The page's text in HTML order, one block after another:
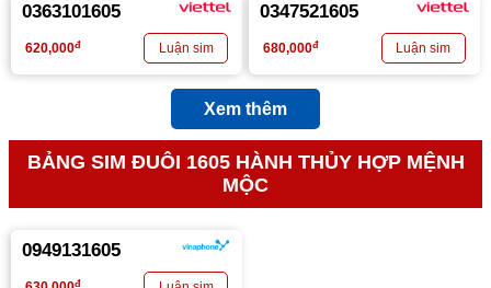
0363101605
620,000đ
0347521605
680,000đ
Xem thêm
BẢNG SIM ĐUÔI 1605 HÀNH THỦY HỢP MỆNH
MỘC
0949131605
đ